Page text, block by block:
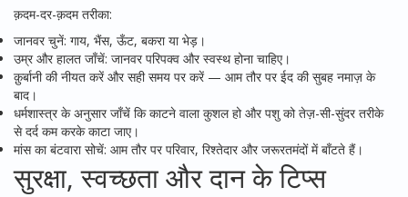
क़दम-दर-क़दम तरीका:
जानवर चुनें: गाय, भैंस, ऊँट, बकरा या भेड़।
उम्र और हालत जाँचें: जानवर परिपक्व और स्वस्थ होना चाहिए।
क़ुर्बानी की नीयत करें और सही समय पर करें — आम तौर पर ईद की सुबह नमाज़ के
बाद।
धर्मशास्त्र के अनुसार जाँचें कि काटने वाला कुशल हो और पशु को तेज़-सी-सुंदर तरीके
से दर्द कम करके काटा जाए।
मांस का बंटवारा सोचें: आम तौर पर परिवार, रिश्तेदार और जरूरतमंदों में बाँटते हैं।
सुरक्षा, स्वच्छता और दान के टिप्स